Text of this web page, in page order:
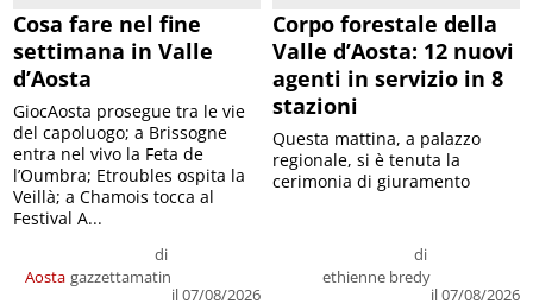
Cosa fare nel fine
settimana in Valle
d’Aosta
Aosta
di
gazzettamatin
il 07/08/2026
GiocAosta prosegue tra le vie
del capoluogo; a Brissogne
entra nel vivo la Feta de
l’Oumbra; Etroubles ospita la
Veillà; a Chamois tocca al
Festival A...
Corpo forestale della
Valle d’Aosta: 12 nuovi
agenti in servizio in 8
stazioni
di
ethienne bredy
il 07/08/2026
Questa mattina, a palazzo
regionale, si è tenuta la
cerimonia di giuramento